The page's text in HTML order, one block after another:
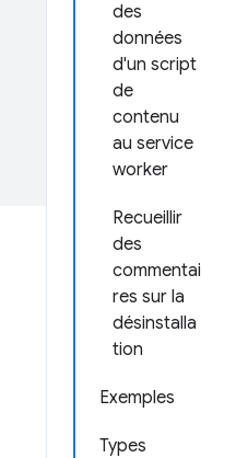
des
données
d'un script
de
contenu
au service
worker
Recueillir
des
commentai
res sur la
désinstalla
tion
Exemples
Types